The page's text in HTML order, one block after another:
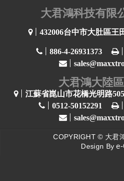
大君鴻科技有限
432006台中市大肚區王
886-4-26931373
大君鴻大陸
江蘇省崑山市花橋光明路
0512-50152291
COPYRIGHT © 大君
Design By